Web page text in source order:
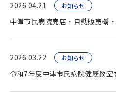
2026.04.21 お知らせ
2026.03.22 お知らせ
令和7年度中津市民病院健康教室